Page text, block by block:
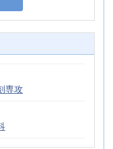
専攻